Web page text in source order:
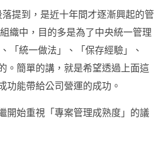
提到，是近十年間才逐漸興起的管
織中，目的多是為了中央統一管理
「統一做法」、「保存經驗」、
。簡單的講，就是希望透過上面這
功能帶給公司營運的成功。
開始重視「專案管理成熟度」的議